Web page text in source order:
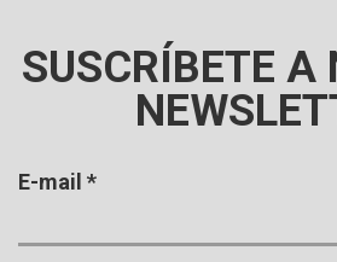
SUSCRÍBETE A
E-mail *